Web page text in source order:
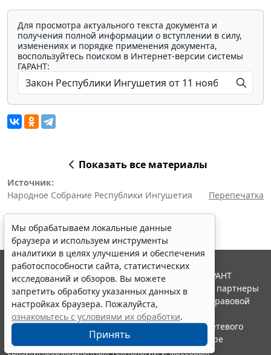
Для просмотра актуального текста документа и
получения полной информации о вступлении в силу,
изменениях и порядке применения документа,
воспользуйтесь поиском в Интернет-версии системы
ГАРАНТ:
Показать все материалы
Источник:
Народное Собрание Республики Ингушетия
Перепечатка
Мы обрабатываем локальные данные
браузера и используем инструменты
аналитики в целях улучшения и обеспечения
работоспособности сайта, статистических
исследований и обзоров. Вы можете
запретить обработку указанных данных в
настройках браузера. Пожалуйста,
ознакомьтесь с условиями их обработки.
Принять
© ООО "НПП "ГАРАНТ-СЕРВИС", 2026. Система ГАРАНТ
выпускается с 1990 года. Компания "Гарант" и ее партнеры
являются участниками Российской ассоциации правовой
информации ГАРАНТ.
Портал ГАРАНТ.РУ зарегистрирован в качестве сетевого
издания Федеральной службой по надзору в сфере
связи,информационных технологий и массовых